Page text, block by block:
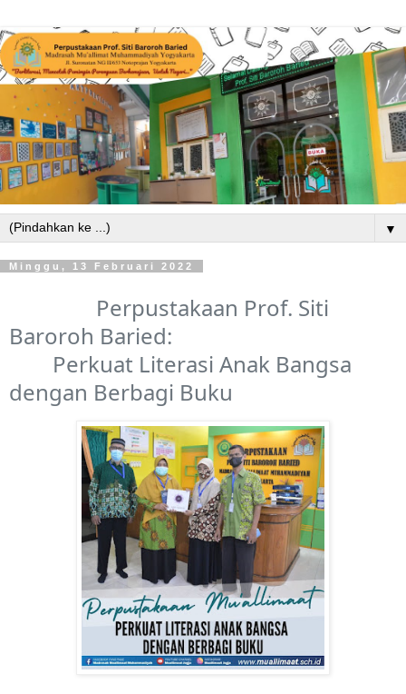
▼
Minggu, 13 Februari 2022
Perpustakaan Prof. Siti
Baroroh Baried:
Perkuat Literasi Anak Bangsa
dengan Berbagi Buku